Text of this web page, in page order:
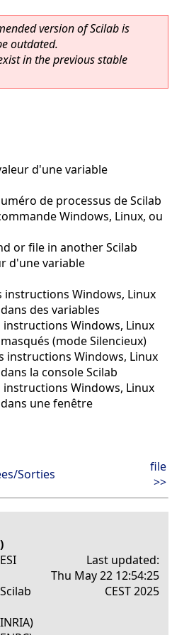
version of Scilab is
outdated.
in the previous stable
d'une variable
de processus de Scilab
Windows, Linux, ou
or file in another Scilab
d'une variable
instructions Windows, Linux
des variables
instructions Windows, Linux
(mode Silencieux)
instructions Windows, Linux
la console Scilab
instructions Windows, Linux
une fenêtre
Sorties
file
>>
Last updated:
Thu May 22 12:54:25
CEST 2025